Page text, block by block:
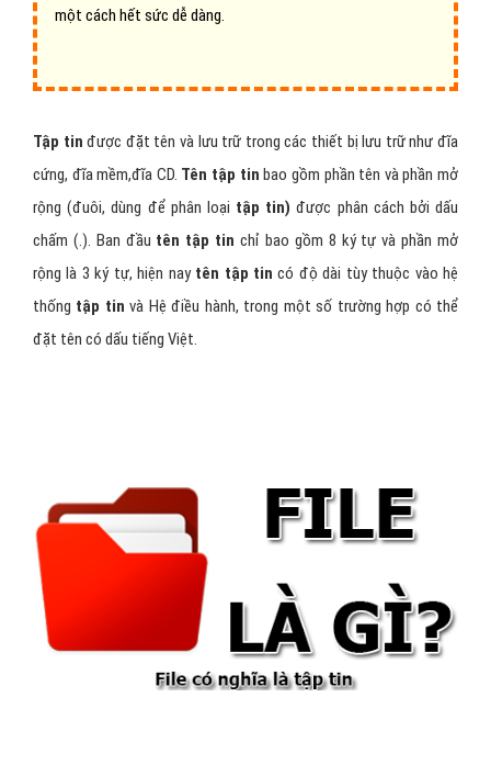
một cách hết sức dễ dàng.
Tập tin được đặt tên và lưu trữ trong các thiết bị lưu trữ như đĩa
cứng, đĩa mềm,đĩa CD. Tên tập tin bao gồm phần tên và phần mở
rộng (đuôi, dùng để phân loại tập tin) được phân cách bởi dấu
chấm (.). Ban đầu tên tập tin chỉ bao gồm 8 ký tự và phần mở
rộng là 3 ký tự, hiện nay tên tập tin có độ dài tùy thuộc vào hệ
thống tập tin và Hệ điều hành, trong một số trường hợp có thể
đặt tên có dấu tiếng Việt.